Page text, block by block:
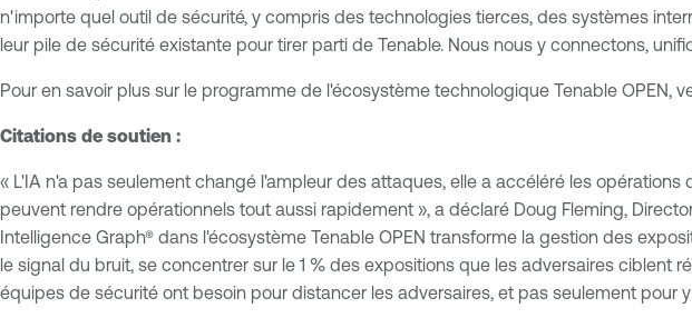
n'importe quel outil de sécurité, y compris des technologies tierces, des systèmes
leur pile de sécurité existante pour tirer parti de Tenable. Nous nous y connectons,
Pour en savoir plus sur le programme de l'écosystème technologique Tenable OPEN,
Citations de soutien :
« L'IA n'a pas seulement changé l'ampleur des attaques, elle a accéléré les
peuvent rendre opérationnels tout aussi rapidement », a déclaré Doug Fleming,
Intelligence Graph® dans l'écosystème Tenable OPEN transforme la gestion des
le signal du bruit, se concentrer sur le 1 % des expositions que les adversaires
équipes de sécurité ont besoin pour distancer les adversaires, et pas seulement pour